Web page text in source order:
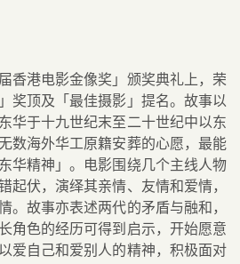
香港电影金像奖」颁奖典礼上，荣
奖顶及「最佳摄影」提名。故事以
华于十九世纪末至二十世纪中以东
数海外华工原籍安葬的心愿，最能
华精神」。电影围绕几个主线人物
起伏，演绎其亲情、友情和爱情，
。故事亦表述两代的矛盾与融和，
角色的经历可得到启示，开始愿意
爱自己和爱别人的精神，积极面对